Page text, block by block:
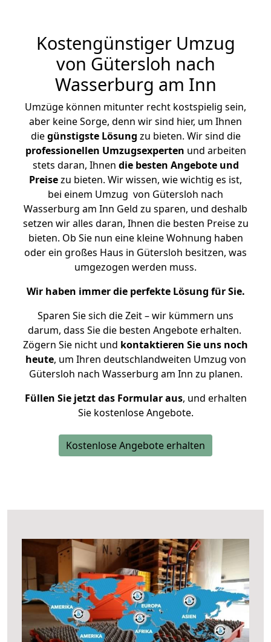
Kostengünstiger Umzug
von Gütersloh nach
Wasserburg am Inn
Umzüge können mitunter recht kostspielig sein,
aber keine Sorge, denn wir sind hier, um Ihnen
diegünstigste Lösung zu bieten. Wir sind die
professionellen Umzugsexperten und arbeiten
stets daran, Ihnen die besten Angebote und
Preisezu bieten. Wir wissen, wie wichtig es ist,
bei einem Umzug von Gütersloh nach
Wasserburg am Inn Geld zu sparen, und deshalb
setzen wir alles daran, Ihnen die besten Preise zu
bieten. Ob Sie nun eine kleine Wohnung haben
oder ein großes Haus in Gütersloh besitzen, was
umgezogen werden muss.
Wir haben immer die perfekte Lösung für Sie.
Sparen Sie sich die Zeit – wir kümmern uns
darum, dass Sie die besten Angebote erhalten.
Zögern Sie nicht und kontaktieren Sie uns noch
heute, um Ihren deutschlandweiten Umzug von
Gütersloh nach Wasserburg am Inn zu planen.
Füllen Sie jetzt das Formular aus, und erhalten
Sie kostenlose Angebote.
Kostenlose Angebote erhalten